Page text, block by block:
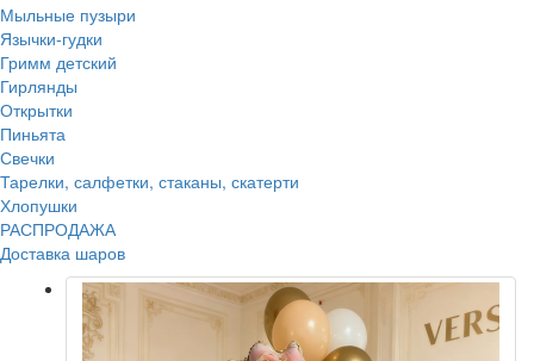
Мыльные пузыри
Язычки-гудки
Гримм детский
Гирлянды
Открытки
Пиньята
Свечки
Тарелки, салфетки, стаканы, скатерти
Хлопушки
РАСПРОДАЖА
Доставка шаров